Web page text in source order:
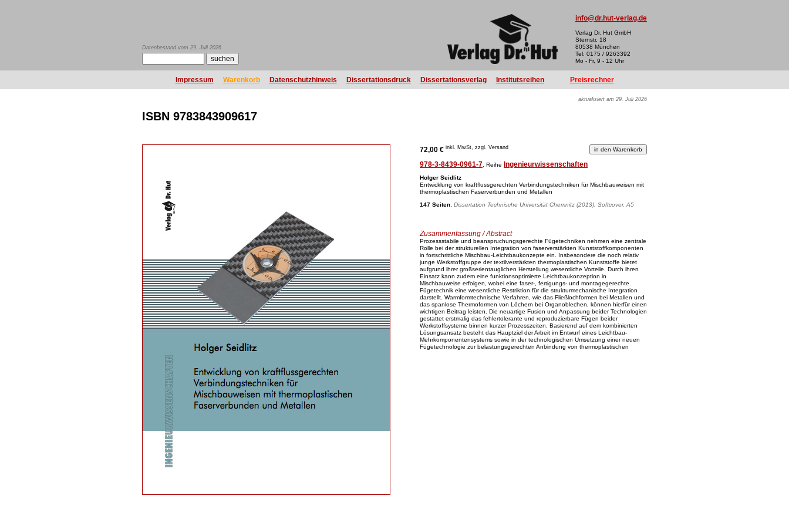
Datenbestand vom 29. Juli 2026
info@dr.hut-verlag.de
Verlag Dr. Hut GmbH
Sternstr. 18
80538 München
Tel: 0175 / 9263392
Mo - Fr, 9 - 12 Uhr
Impressum Warenkorb Datenschutzhinweis Dissertationsdruck Dissertationsverlag Institutsreihen Preisrechner
aktualisiert am 29. Juli 2026
ISBN 9783843909617
72,00 € inkl. MwSt, zzgl. Versand
978-3-8439-0961-7 , Reihe Ingenieurwissenschaften
Holger Seidlitz
Entwicklung von kraftflussgerechten Verbindungstechniken für Mischbauweisen mit
thermoplastischen Faserverbunden und Metallen
147 Seiten Dissertation Technische Universität Chemnitz (2013), Softcover, A5
Zusammenfassung / Abstract
Prozessstabile und beanspruchungsgerechte Fügetechniken nehmen eine zentrale
Rolle bei der strukturellen Integration von faserverstärkten Kunststoffkomponenten
in fortschrittliche Mischbau-Leichtbaukonzepte ein. Insbesondere die noch relativ
junge Werkstoffgruppe der textilverstärkten thermoplastischen Kunststoffe bietet
aufgrund ihrer großserientauglichen Herstellung wesentliche Vorteile. Durch ihren
Einsatz kann zudem eine funktionsoptimierte Leichtbaukonzeption in
Mischbauweise erfolgen, wobei eine faser-, fertigungs- und montagegerechte
Fügetechnik eine wesentliche Restriktion für die strukturmechanische Integration
darstellt. Warmformtechnische Verfahren, wie das Fließlochformen bei Metallen und
das spanlose Thermoformen von Löchern bei Organoblechen, können hierfür einen
wichtigen Beitrag leisten. Die neuartige Fusion und Anpassung beider Technologien
gestattet erstmalig das fehlertolerante und reproduzierbare Fügen beider
Werkstoffsysteme binnen kurzer Prozesszeiten. Basierend auf dem kombinierten
Lösungsansatz besteht das Hauptziel der Arbeit im Entwurf eines Leichtbau-
Mehrkomponentensystems sowie in der technologischen Umsetzung einer neuen
Fügetechnologie zur belastungsgerechten Anbindung von thermoplastischen